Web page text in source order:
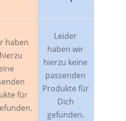
haben
für
Leider
haben wir
hierzu keine
passenden
Produkte für
Dich
gefunden.